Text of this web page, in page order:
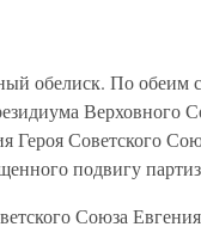
обелиск. По обеим
Героя Советского
подвигу
Союза